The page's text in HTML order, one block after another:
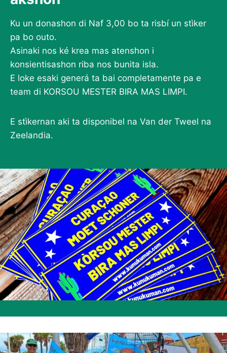
Ku un donashon di Naf 3,00 bo ta risbí un stìker
pa bo outo.
Asinaki nos ké krea mas atenshon i
konsientisashon riba nos bunita isla.
E loke esaki generá ta bai completamente pa e
team di KORSOU MESTER BIRA MAS LIMPI.
E stìkernan aki ta disponibel na Van der Tweel na
Zeelandia.